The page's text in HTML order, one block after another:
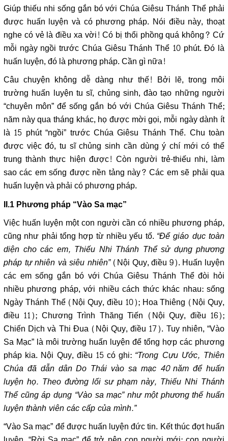
Giúp thiếu nhi sống gắn bó với Chúa Giêsu Thánh Thể phải
được huấn luyện và có phương pháp. Nói điều này, thoạt
nghe có vẻ là điều xa vời! Có bị thổi phồng quá không? Cứ
mỗi ngày ngồi trước Chúa Giêsu Thánh Thể 10 phút. Đó là
huấn luyện, đó là phương pháp. Cần gì nữa!
Câu chuyện không dễ dàng như thế! Bởi lẽ, trong môi
trường huấn luyện tu sĩ, chủng sinh, đào tạo những người
“chuyên môn” để sống gắn bó với Chúa Giêsu Thánh Thể;
năm này qua tháng khác, họ được mời gọi, mỗi ngày dành ít
là 15 phút “ngồi” trước Chúa Giêsu Thánh Thể. Chu toàn
được việc đó, tu sĩ chủng sinh cần dùng ý chí mới có thể
trung thành thực hiện được! Còn người trẻ-thiếu nhi, làm
sao các em sống được nền tảng này? Các em sẽ phải qua
huấn luyện và phải có phương pháp.
II.1 Phương pháp “Vào Sa mạc”
Việc huấn luyện một con người cần có nhiều phương pháp,
cũng như phải tổng hợp từ nhiều yếu tố. “Để giáo dục toàn
diện cho các em, Thiếu Nhi Thánh Thể sử dụng phương
pháp tự nhiên và siêu nhiên”(Nội Quy, điều 9). Huấn luyện
các em sống gắn bó với Chúa Giêsu Thánh Thể đòi hỏi
nhiều phương pháp, với nhiều cách thức khác nhau: sống
Ngày Thánh Thể (Nội Quy, điều 10); Hoa Thiêng (Nội Quy,
điều 11); Chương Trình Thăng Tiến (Nội Quy, điều 16);
Chiến Dịch và Thi Đua (Nội Quy, điều 17). Tuy nhiên, “Vào
Sa Mạc” là môi trường huấn luyện để tổng hợp các phương
pháp kia. Nội Quy, điều 15 có ghi: “Trong Cựu Ước, Thiên
Chúa đã dẫn dân Do Thái vào sa mạc 40 năm để huấn
luyện họ. Theo đường lối sư phạm này, Thiếu Nhi Thánh
Thể cũng áp dụng “Vào sa mạc” như một phương thế huấn
luyện thành viên các cấp của mình.”
“Vào Sa mạc” để được huấn luyện đức tin. Kết thúc đợt huấn